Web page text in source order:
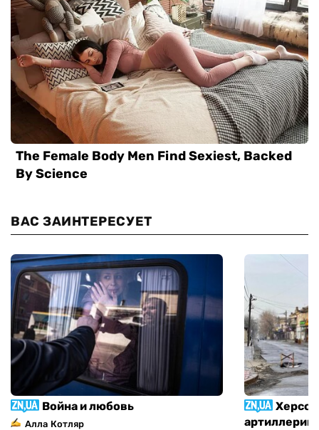
ВАС ЗАИНТЕРЕСУЕТ
Война и любовь
Алла Котляр